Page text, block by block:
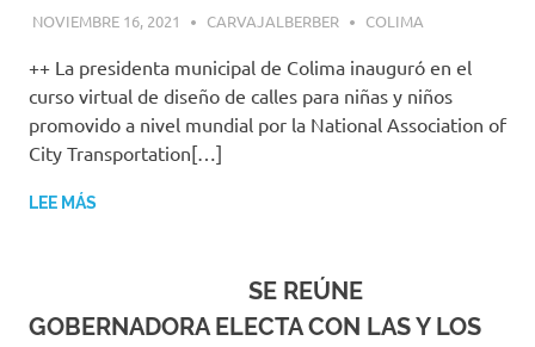
NOVIEMBRE 16, 2021 CARVAJALBERBER COLIMA
++ La presidenta municipal de Colima inauguró en el
curso virtual de diseño de calles para niñas y niños
promovido a nivel mundial por la National Association of
City Transportation[…]
LEE MÁS
SE REÚNE
GOBERNADORA ELECTA CON LAS Y LOS